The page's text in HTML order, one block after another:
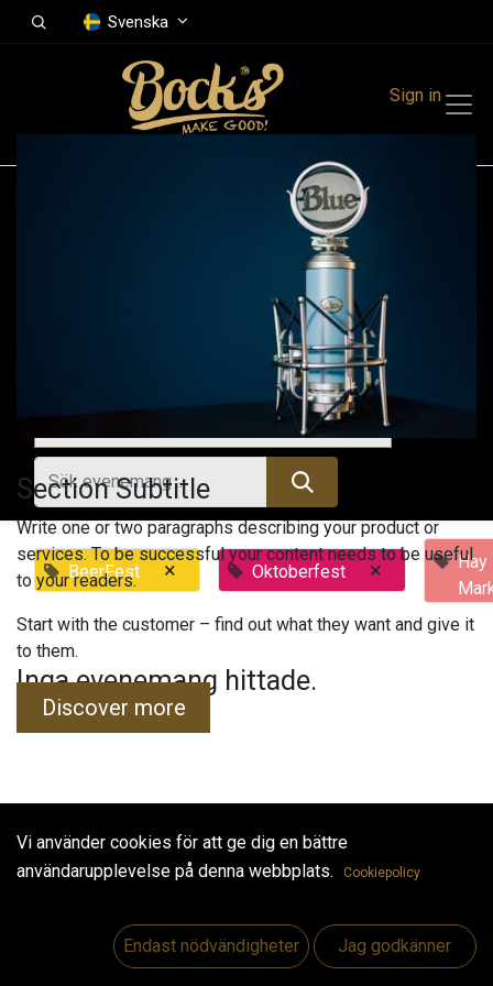
Svenska
Sign in
Kommande evenemang
BeerFest × Oktoberfest ×
Hay
Inga evenemang hittade.
Useful Links
Section Subtitle
Write one or two paragraphs describing your product or
services. To be successful your content needs to be useful
to your readers.
Start with the customer – find out what they want and give it
to them.
Discover more
Vi använder cookies för att ge dig en bättre
användarupplevelse på denna webbplats.
Cookiepolicy
Endast nödvändigheter Jag godkänner